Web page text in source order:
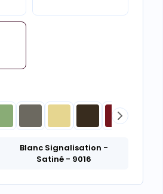
Blanc Signalisation -
Satiné - 9016